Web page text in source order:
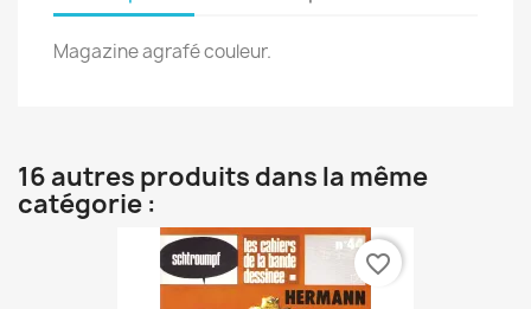
Magazine agrafé couleur.
16 autres produits dans la même
catégorie :
favorite_border